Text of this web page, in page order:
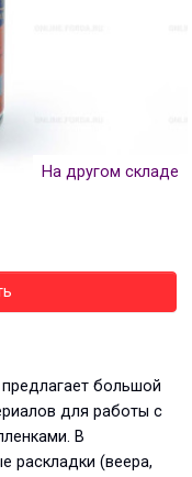
На другом складе
большой
для работы с
В
раскладки (веера,